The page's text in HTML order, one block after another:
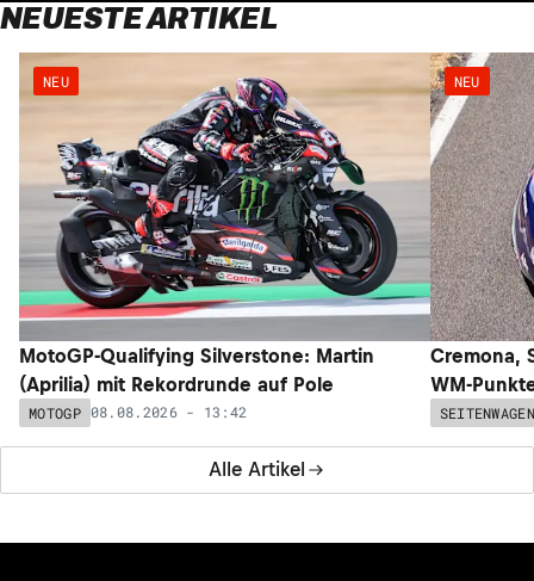
NEUESTE ARTIKEL
Alle Artikel
NEU
MotoGP-Qualifying Silverstone: Martin
(Aprilia) mit Rekordrunde auf Pole
MOTOGP 08.08.2026 - 13:42
NEU
Cremona,
WM-
SEITENWAGEN